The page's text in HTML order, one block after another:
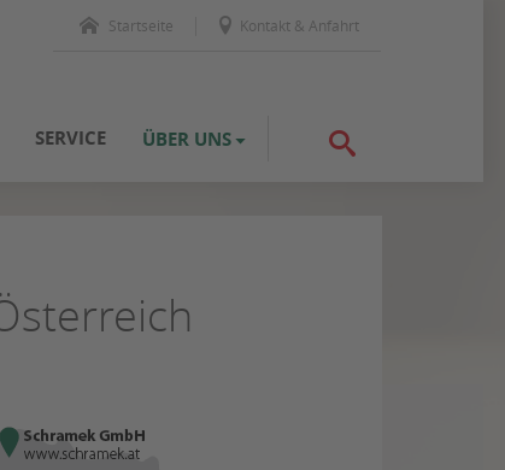
Startseite Kontakt & Anfahrt
SERVICE ÜBER UNS